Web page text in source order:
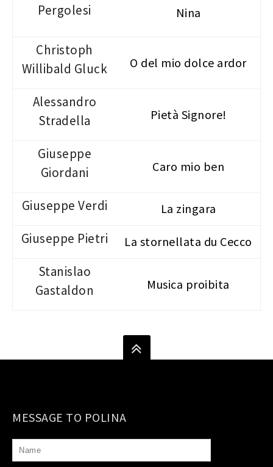
Pergolesi
Nina
Christoph
Willibald Gluck
O del mio dolce ardor
Alessandro
Stradella
Pietà Signore!
Giuseppe
Giordani
Caro mio ben
Giuseppe Verdi La zingara
Giuseppe Pietri La stornellata du Cecco
Stanislao
Gastaldon
Musica proibita
MESSAGE TO POLINA